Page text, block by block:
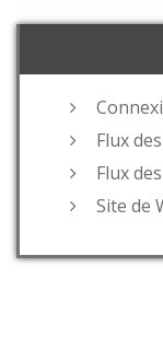
Flux
Flux
Site de